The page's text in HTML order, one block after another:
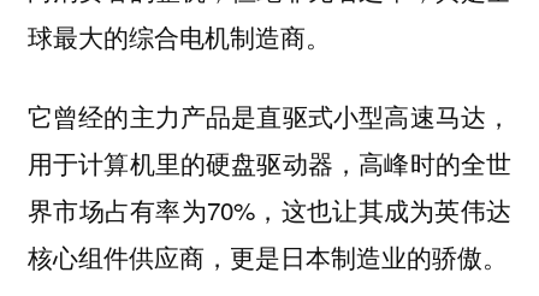
球最大的综合电机制造商。
它曾经的主力产品是直驱式小型高速马达，
用于计算机里的硬盘驱动器，高峰时的全世
界市场占有率为70%，这也让其成为英伟达
核心组件供应商，更是日本制造业的骄傲。